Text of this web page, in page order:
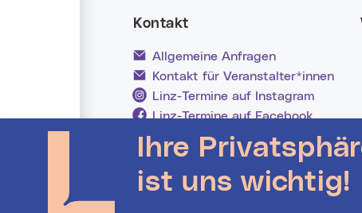
Veranstalter Login
Stadt Linz - Startseite (neues Fenster)
Ihre
ist uns wichtig!
Kontakt
Allgemeine Anfragen
Kontakt für Veranstalter*innen
Linz-Termine auf Instagram
Linz-Termine auf Facebook